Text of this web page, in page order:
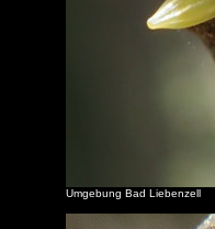
Umgebung Bad Liebenzell